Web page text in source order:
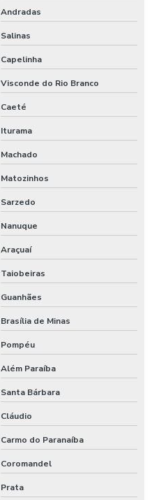
Andradas
Salinas
Capelinha
Visconde do Rio Branco
Caeté
Iturama
Machado
Matozinhos
Sarzedo
Nanuque
Araçuaí
Taiobeiras
Guanhães
Brasília de Minas
Pompéu
Além Paraíba
Santa Bárbara
Cláudio
Carmo do Paranaíba
Coromandel
Prata